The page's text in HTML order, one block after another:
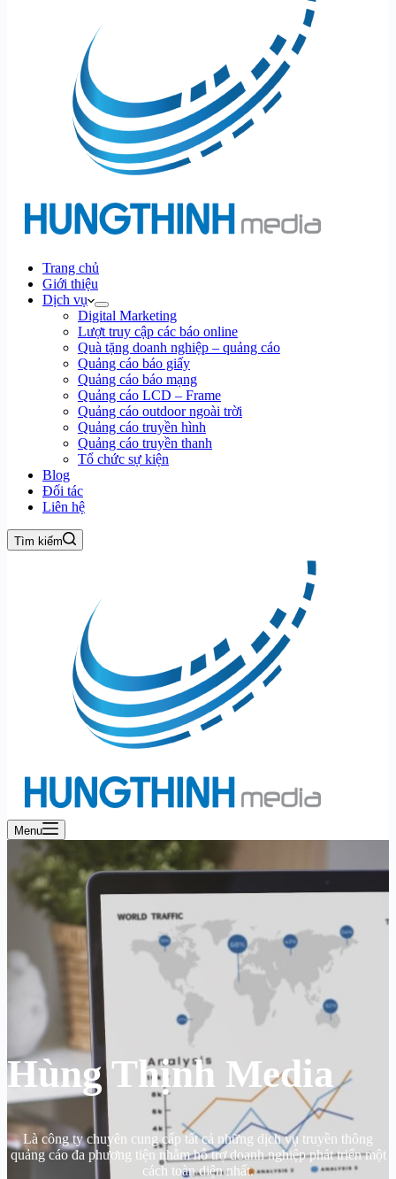
Trang chủ
Giới thiệu
Dịch vụ
Digital Marketing
Lượt truy cập các báo online
Quà tặng doanh nghiệp – quảng cáo
Quảng cáo báo giấy
Quảng cáo báo mạng
Quảng cáo LCD – Frame
Quảng cáo outdoor ngoài trời
Quảng cáo truyền hình
Quảng cáo truyền thanh
Tổ chức sự kiện
Blog
Đối tác
Liên hệ
Tìm kiếm
Menu
Hùng Thịnh Media
Là công ty chuyên cung cấp tất cả những dịch vụ truyền thông
quảng cáo đa phương tiện nhằm hỗ trợ doanh nghiệp phát triển một
cách toàn diện nhất.